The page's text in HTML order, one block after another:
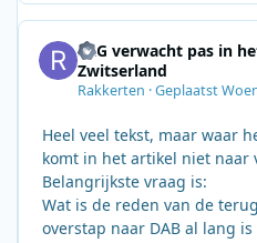
SRG verwacht pas in
Zwitserland
Rakkerten ·Geplaatst
Heel veel tekst, maar waar
komt in het artikel niet naar
Belangrijkste vraag is:
Wat is de reden van de
overstap naar DAB al lang is